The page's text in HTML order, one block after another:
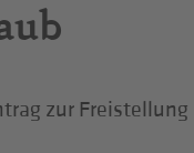
zur Freistellung